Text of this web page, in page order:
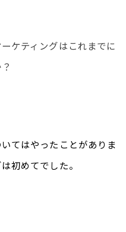
ケティングはこれまでに
てはやったことがありま
初めてでした。